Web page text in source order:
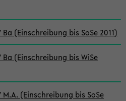
(Einschreibung bis SoSe 2011)
(Einschreibung bis WiSe
(Einschreibung bis SoSe